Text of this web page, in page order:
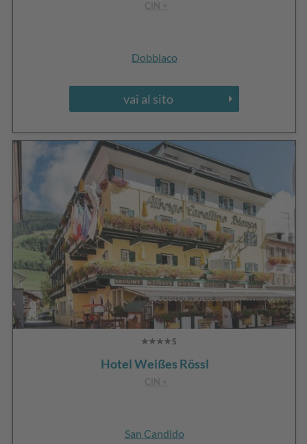
CIN +
Dobbiaco
vai al sito
Hotel Weißes Rössl
CIN +
San Candido